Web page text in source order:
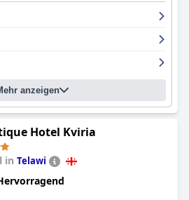
anzeigen
Hotel Kviria
in Telawi